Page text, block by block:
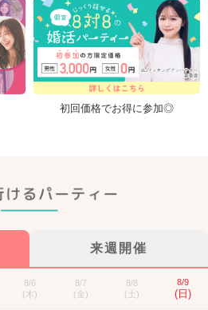
初回価格でお得に参加◎
来週開催
8/6
(木)
8/7
(金)
8/8
(土)
8/9
(日)